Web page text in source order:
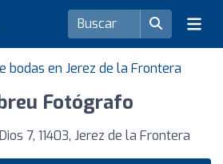
bodas en Jerez de la Frontera
Fotógrafo
7, 11403, Jerez de la Frontera